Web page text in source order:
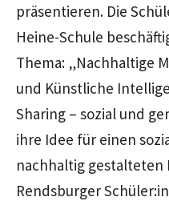
präsentieren. Die
Heine-Schule
Thema: „Nachhaltige
und Künstliche
Sharing – sozial und
ihre Idee für einen
nachhaltig gestalteten
Rendsburger